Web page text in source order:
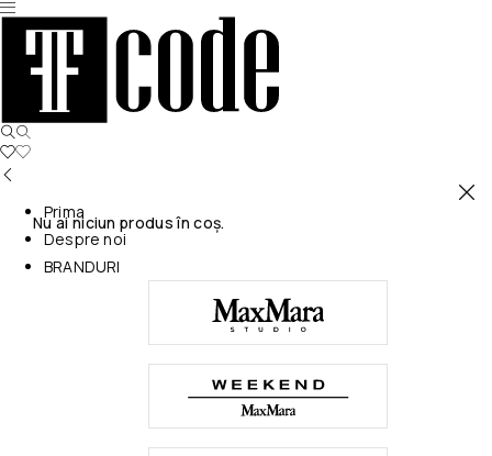
Nu ai niciun produs în coș.
Prima
Despre noi
BRANDURI